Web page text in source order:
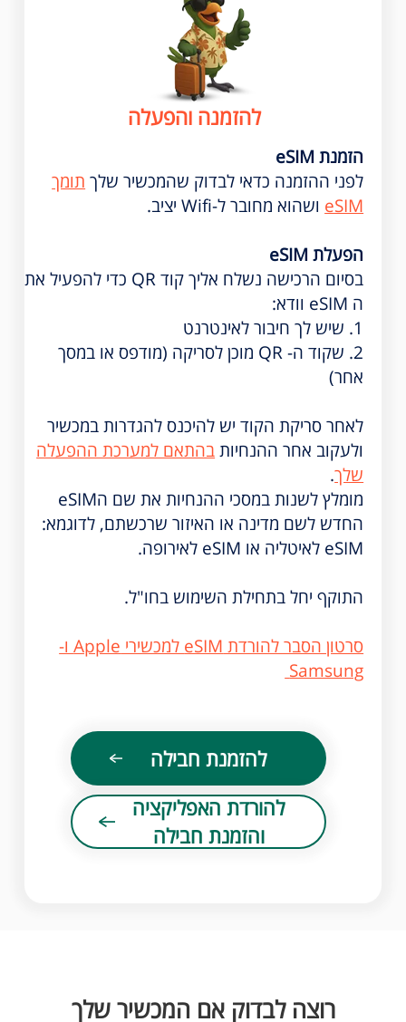
להזמנה והפעלה
הזמנת eSIM
לפני ההזמנה כדאי לבדוק שהמכשיר שלך תומך
eSIM ושהוא מחובר ל-Wifi יציב.
הפעלת eSIM
בסיום הרכישה נשלח אליך קוד QR כדי להפעיל את
ה eSIM וודא:
1. שיש לך חיבור לאינטרנט
2. שקוד ה- QR מוכן לסריקה (מודפס או במסך
אחר)
לאחר סריקת הקוד יש להיכנס להגדרות במכשיר
ולעקוב אחר ההנחיותבהתאם למערכת ההפעלה
שלך.
מומלץ לשנות במסכי ההנחיות את שם הeSIM
החדש לשם מדינה או האיזור שרכשתם, לדוגמא:
eSIM לאיטליה או eSIM לאירופה.
התוקף יחל בתחילת השימוש בחו"ל.
סרטון הסבר להורדת eSIM למכשירי Apple ו-
Samsung
להזמנת חבילה
להורדת האפליקציה
והזמנת חבילה
רוצה לבדוק אם המכשיר שלך